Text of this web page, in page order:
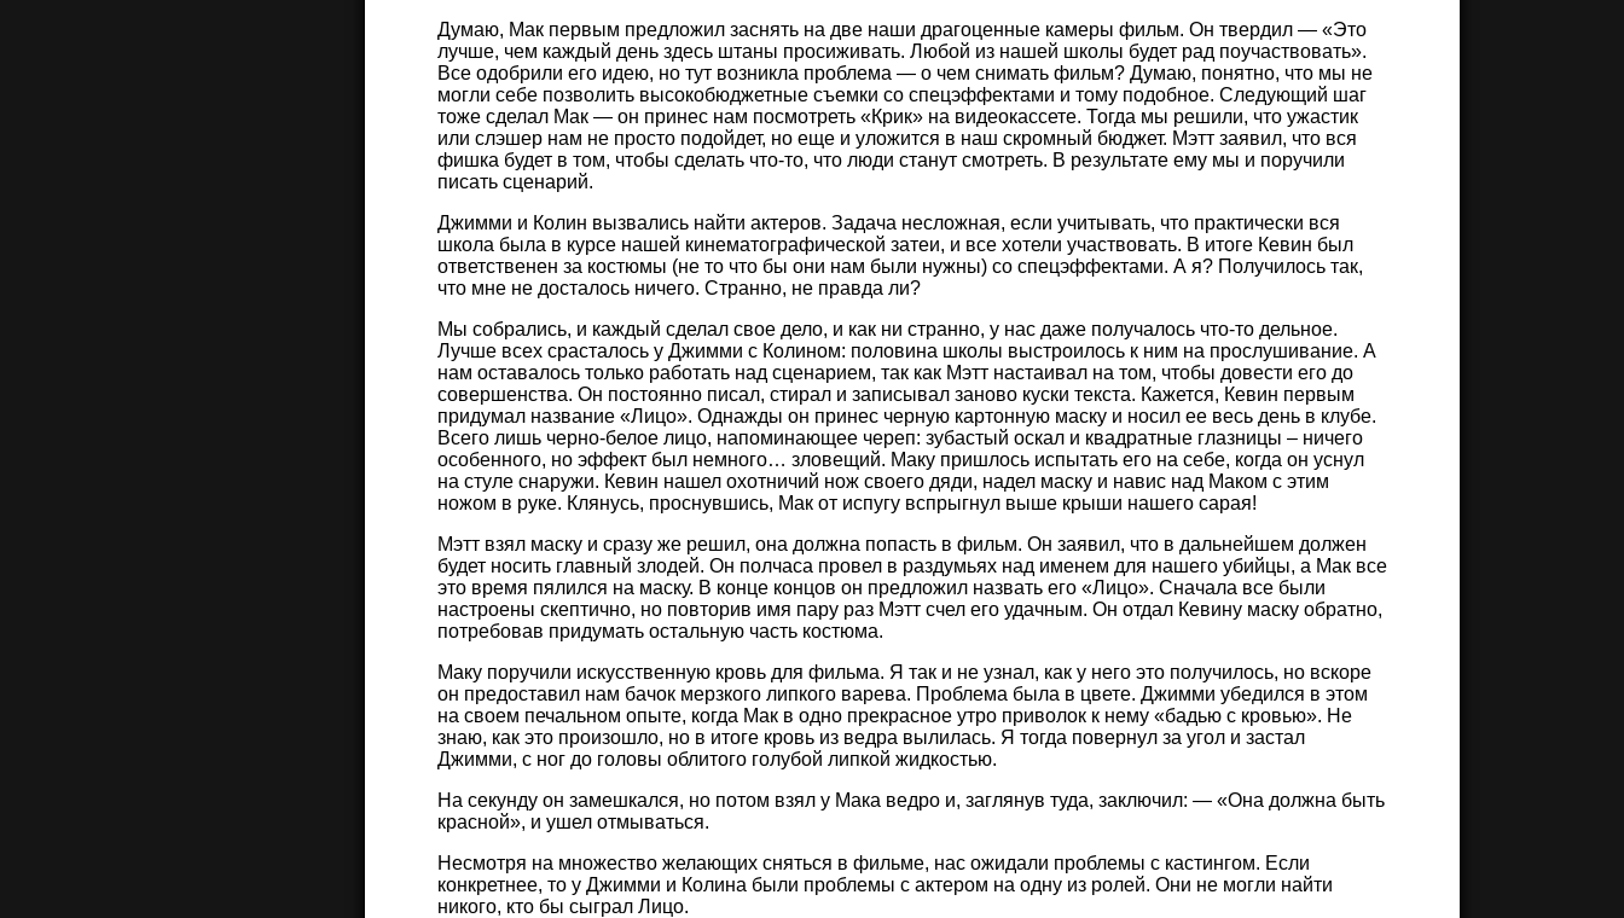
Думаю, Мак первым предложил заснять на две наши драгоценные камеры фильм. Он твердил — «Это
лучше, чем каждый день здесь штаны просиживать. Любой из нашей школы будет рад поучаствовать».
Все одобрили его идею, но тут возникла проблема — о чем снимать фильм? Думаю, понятно, что мы не
могли себе позволить высокобюджетные съемки со спецэффектами и тому подобное. Следующий шаг
тоже сделал Мак — он принес нам посмотреть «Крик» на видеокассете. Тогда мы решили, что ужастик
или слэшер нам не просто подойдет, но еще и уложится в наш скромный бюджет. Мэтт заявил, что вся
фишка будет в том, чтобы сделать что-то, что люди станут смотреть. В результате ему мы и поручили
писать сценарий.
Джимми и Колин вызвались найти актеров. Задача несложная, если учитывать, что практически вся
школа была в курсе нашей кинематографической затеи, и все хотели участвовать. В итоге Кевин был
ответственен за костюмы (не то что бы они нам были нужны) со спецэффектами. А я? Получилось так,
что мне не досталось ничего. Странно, не правда ли?
Мы собрались, и каждый сделал свое дело, и как ни странно, у нас даже получалось что-то дельное.
Лучше всех срасталось у Джимми с Колином: половина школы выстроилось к ним на прослушивание. А
нам оставалось только работать над сценарием, так как Мэтт настаивал на том, чтобы довести его до
совершенства. Он постоянно писал, стирал и записывал заново куски текста. Кажется, Кевин первым
придумал название «Лицо». Однажды он принес черную картонную маску и носил ее весь день в клубе.
Всего лишь черно-белое лицо, напоминающее череп: зубастый оскал и квадратные глазницы – ничего
особенного, но эффект был немного… зловещий. Маку пришлось испытать его на себе, когда он уснул
на стуле снаружи. Кевин нашел охотничий нож своего дяди, надел маску и навис над Маком с этим
ножом в руке. Клянусь, проснувшись, Мак от испугу вспрыгнул выше крыши нашего сарая!
Мэтт взял маску и сразу же решил, она должна попасть в фильм. Он заявил, что в дальнейшем должен
будет носить главный злодей. Он полчаса провел в раздумьях над именем для нашего убийцы, а Мак все
это время пялился на маску. В конце концов он предложил назвать его «Лицо». Сначала все были
настроены скептично, но повторив имя пару раз Мэтт счел его удачным. Он отдал Кевину маску обратно,
потребовав придумать остальную часть костюма.
Маку поручили искусственную кровь для фильма. Я так и не узнал, как у него это получилось, но вскоре
он предоставил нам бачок мерзкого липкого варева. Проблема была в цвете. Джимми убедился в этом
на своем печальном опыте, когда Мак в одно прекрасное утро приволок к нему «бадью с кровью». Не
знаю, как это произошло, но в итоге кровь из ведра вылилась. Я тогда повернул за угол и застал
Джимми, с ног до головы облитого голубой липкой жидкостью.
На секунду он замешкался, но потом взял у Мака ведро и, заглянув туда, заключил: — «Она должна быть
красной», и ушел отмываться.
Несмотря на множество желающих сняться в фильме, нас ожидали проблемы с кастингом. Если
конкретнее, то у Джимми и Колина были проблемы с актером на одну из ролей. Они не могли найти
никого, кто бы сыграл Лицо.